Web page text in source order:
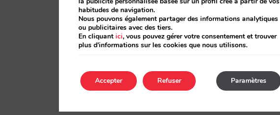
habitudes de navigation.
Nous pouvons également partager des informations analytiques
ou publicitaires avec des tiers.
En cliquant ici, vous pouvez gérer votre consentement et trouver
plus d'informations sur les cookies que nous utilisons.
Accepter Paramètres
Refuser